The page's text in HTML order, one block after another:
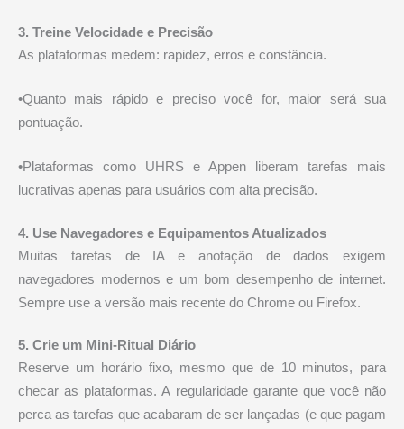
3. Treine Velocidade e Precisão
As plataformas medem: rapidez, erros e constância.
•Quanto mais rápido e preciso você for, maior será sua
pontuação.
•Plataformas como UHRS e Appen liberam tarefas mais
lucrativas apenas para usuários com alta precisão.
4. Use Navegadores e Equipamentos Atualizados
Muitas tarefas de IA e anotação de dados exigem
navegadores modernos e um bom desempenho de internet.
Sempre use a versão mais recente do Chrome ou Firefox.
5. Crie um Mini-Ritual Diário
Reserve um horário fixo, mesmo que de 10 minutos, para
checar as plataformas. A regularidade garante que você não
perca as tarefas que acabaram de ser lançadas (e que pagam